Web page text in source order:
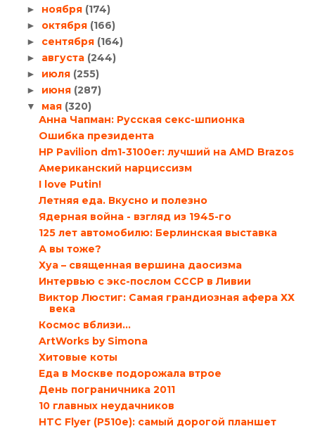
► ноября (174)
► октября (166)
► сентября (164)
► августа (244)
► июля (255)
► июня (287)
▼ мая (320)
Анна Чапман: Русская секс-шпионка
Ошибка президента
HP Pavilion dm1-3100er: лучший на AMD Brazos
Американский нарциссизм
I love Putin!
Летняя еда. Вкусно и полезно
Ядерная война - взгляд из 1945-го
125 лет автомобилю: Берлинская выставка
А вы тоже?
Хуа – священная вершина даосизма
Интервью с экс-послом СССР в Ливии
Виктор Люстиг: Самая грандиозная афера ХХ
века
Космос вблизи…
ArtWorks by Simona
Хитовые коты
Еда в Москве подорожала втрое
День пограничника 2011
10 главных неудачников
HTC Flyer (P510e): самый дорогой планшет